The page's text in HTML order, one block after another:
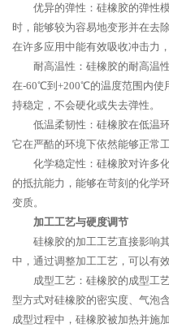
优异的弹性：硅橡胶的弹性
时，能够较为容易地变形并在去
在许多应用中能有效吸收冲击力
耐高温性：硅橡胶的耐高温
在-60℃到+200℃的温度范围内使
持稳定，不会硬化或失去弹性。
低温柔韧性：硅橡胶在低温
它在严酷的环境下依然能够正常
化学稳定性：硅橡胶对许多
的抵抗能力，能够在苛刻的化学
变质。
加工工艺与硬度调节
硅橡胶的加工工艺直接影响
中，通过调整加工工艺，可以有
成型工艺：硅橡胶的成型工
型方式对硅橡胶的密实度、气泡
成型过程中，硅橡胶被加热并施